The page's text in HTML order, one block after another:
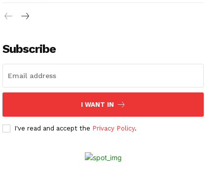
Subscribe
I WANT IN
I've read and accept the Privacy Policy.